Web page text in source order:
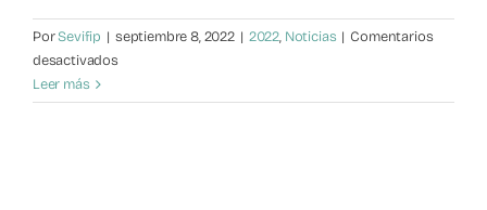
PorSevifip | septiembre 8, 2022 | 2022, Noticias | Comentarios
desactivadosen
Checa
Leer más